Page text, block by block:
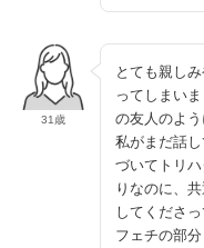
31歳
とても親し
ってしまい
の友人のよ
私がまだ話
づいてトリ
りなのに、
してくださっ
フェチの部